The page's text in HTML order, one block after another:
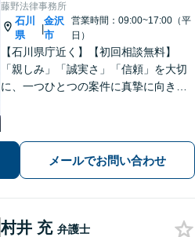
藤野法律事務所
石川
県
|
金沢
市
営業時間：09:00~17:00（平
日）
【石川県庁近く】【初回相談無料】
「親しみ」「誠実さ」「信頼」を大切
に、一つひとつの案件に真摯に向き合
すく説明しますので、安心してご相談
ください。
メールでお問い合わせ
村井 充 弁護士